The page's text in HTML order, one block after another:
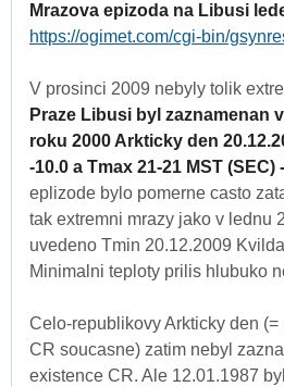
Mrazova epizoda na Libusi
https://ogimet.com/cgi-bin/
V prosinci 2009 nebyly tolik
Praze Libusi byl zaznamenan
roku 2000 Arkticky den
-10.0 a Tmax 21-21 MST (SEC)
eplizode bylo pomerne casto
tak extremni mrazy jako v lednu
uvedeno Tmin 20.12.2009
Minimalni teploty prilis hlubuko
Celo-republikovy Arkticky den
CR soucasne) zatim nebyl
existence CR. Ale 12.01.1987